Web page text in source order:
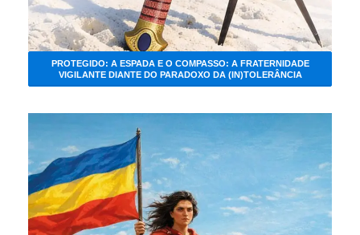
PROTEGIDO: A ESPADA E O COMPASSO: A FRATERNIDADE
VIGILANTE DIANTE DO PARADOXO DA (IN)TOLERÂNCIA